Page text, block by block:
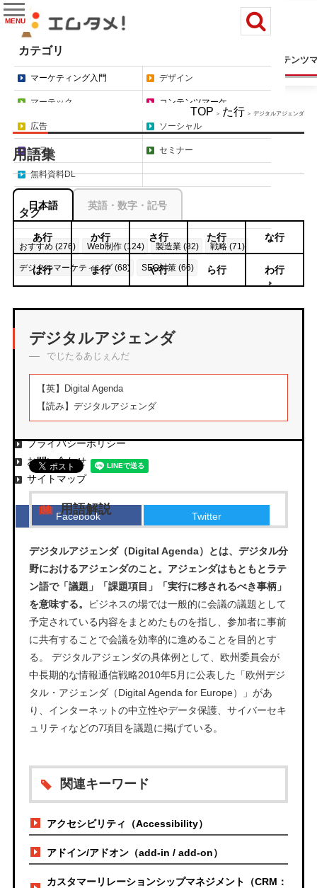
コンテンツ
MENU
カテゴリ
マーケティング入門 デザイン
マーテック コンテンツマーケ
広告 ソーシャル
コラム セミナー
無料資料DL
タグ
おすすめ (276) Web制作 (124) 製造業 (82) 戦略 (71)
デジタルマーケティング (68)
SEO対策 (66)
もっと見る
エムタメについて
プライバシーポリシー
お問い合わせ
サイトマップ
Facebook Twitter
TOP ＞ た行 ＞ デジタルアジェンダ
用語集
日本語 英語・数字・記号
あ行 か行 さ行 た行 な行
は行 ま行 や行 ら行 わ行
デジタルアジェンダ
でじたるあじぇんだ
【英】
Digital Agenda
【読み】 デジタルアジェンダ
用語解説
デジタルアジェンダ（Digital Agenda）とは、デジタル分
野におけるアジェンダのこと。アジェンダはもともとラテ
ン語で「議題」「課題項目」「実行に移されるべき事柄」
を意味する。
ビジネスの場では一般的に会議の議題として
予定されている内容をまとめたものを指し、参加者に事前
に共有することで会議を効率的に進めることを目的とす
る。 デジタルアジェンダの具体例として、欧州委員会が
中長期的な情報通信戦略2010年5月に公表した「欧州デジ
タル・アジェンダ（Digital Agenda for Europe）」があ
り、インターネットの中立性やデータ保護、サイバーセキ
ュリティなどの7項目を議題に掲げている。
関連キーワード
アクセシビリティ（Accessibility）
アドイン/アドオン（add-in / add-on）
カスタマーリレーションシップマネジメント（CRM：